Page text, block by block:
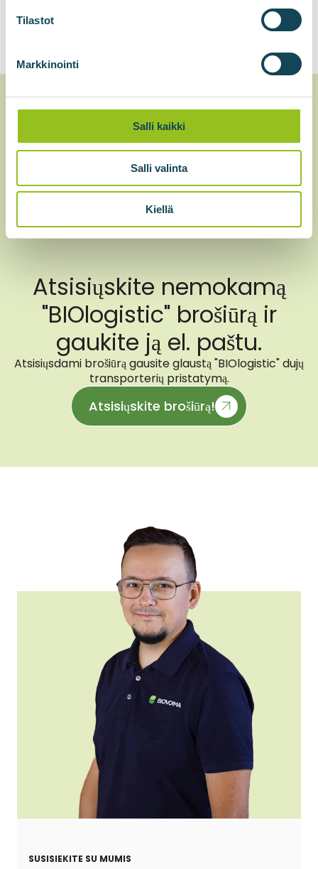
Tilastot
Markkinointi
Salli kaikki
Salli valinta
Kiellä
Atsisiųskite nemokamą
"BIOlogistic" brošiūrą ir
gaukite ją el. paštu.
Atsisiųsdami brošiūrą gausite glaustą "BIOlogistic" dujų
transporterių pristatymą.
Atsisiųskite brošiūrą!
SUSISIEKITE SU MUMIS